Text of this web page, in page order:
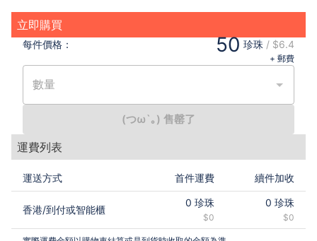
立即購買
每件價格： 50 珍珠 / $6.4
+ 郵費
數量
(つω`｡) 售罄了
運費列表
運送方式 首件運費 續件加收
香港/到付或智能櫃
0 珍珠
$0
0 珍珠
$0